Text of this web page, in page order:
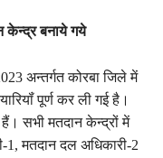
केन्द्र बनाये गये
अन्तर्गत कोरबा जिले में
पूर्ण कर ली गई है।
सभी मतदान केन्द्रों में
1, मतदान दल अधिकारी-2